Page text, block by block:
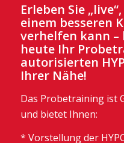
Erleben Sie
einem besseren
verhelfen kann –
heute Ihr
autorisierten
Ihrer Nähe!
Das Probetraining ist
und bietet Ihnen:
* Vorstellung der